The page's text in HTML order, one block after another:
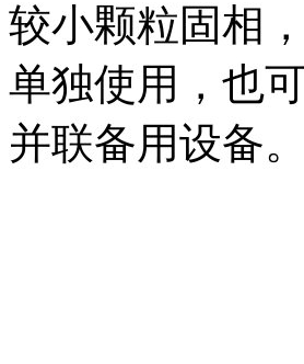
较小颗粒固相
单独使用，也
并联备用设备。